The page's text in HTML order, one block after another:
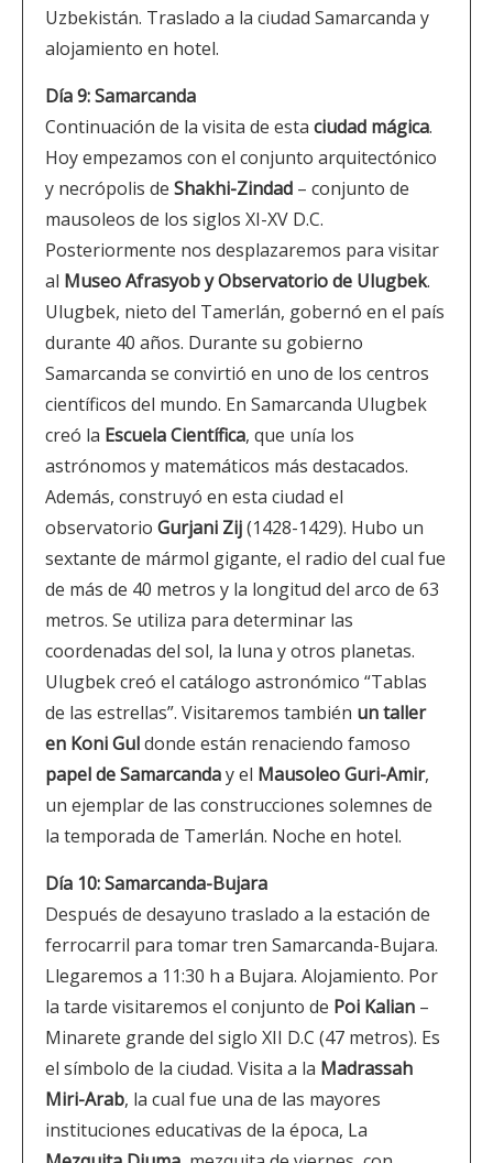
Uzbekistán. Traslado a la ciudad Samarcanda y
alojamiento en hotel.
Día 9: Samarcanda
Continuación de la visita de esta ciudad mágica.
Hoy empezamos con el conjunto arquitectónico
y necrópolis de Shakhi-Zindad – conjunto de
mausoleos de los siglos XI-XV D.C.
Posteriormente nos desplazaremos para visitar
al Museo Afrasyob y Observatorio de Ulugbek.
Ulugbek, nieto del Tamerlán, gobernó en el país
durante 40 años. Durante su gobierno
Samarcanda se convirtió en uno de los centros
científicos del mundo. En Samarcanda Ulugbek
creó la Escuela Científica, que unía los
astrónomos y matemáticos más destacados.
Además, construyó en esta ciudad el
observatorio Gurjani Zij(1428-1429). Hubo un
sextante de mármol gigante, el radio del cual fue
de más de 40 metros y la longitud del arco de 63
metros. Se utiliza para determinar las
coordenadas del sol, la luna y otros planetas.
Ulugbek creó el catálogo astronómico “Tablas
de las estrellas”. Visitaremos también un taller
en Koni Guldonde están renaciendo famoso
papel de Samarcanday el Mausoleo Guri-Amir,
un ejemplar de las construcciones solemnes de
la temporada de Tamerlán. Noche en hotel.
Día 10: Samarcanda-Bujara
Después de desayuno traslado a la estación de
ferrocarril para tomar tren Samarcanda-Bujara.
Llegaremos a 11:30 h a Bujara. Alojamiento. Por
la tarde visitaremos el conjunto de Poi Kalian –
Minarete grande del siglo XII D.C (47 metros). Es
el símbolo de la ciudad. Visita a la Madrassah
Miri-Arab, la cual fue una de las mayores
instituciones educativas de la época, La